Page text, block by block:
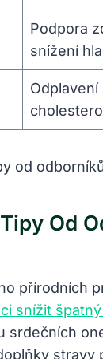
Podpora
snížení
Od
přírodních
snížit
srdečních
stravy